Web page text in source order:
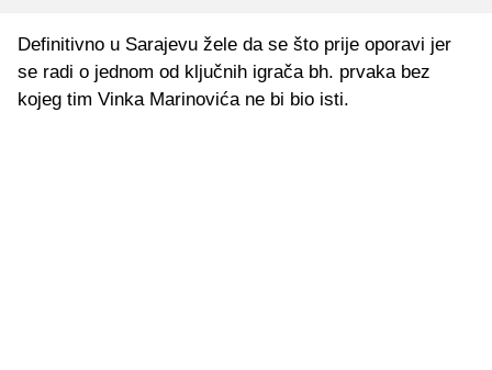
Definitivno u Sarajevu žele da se što prije oporavi jer
se radi o jednom od ključnih igrača bh. prvaka bez
kojeg tim Vinka Marinovića ne bi bio isti.